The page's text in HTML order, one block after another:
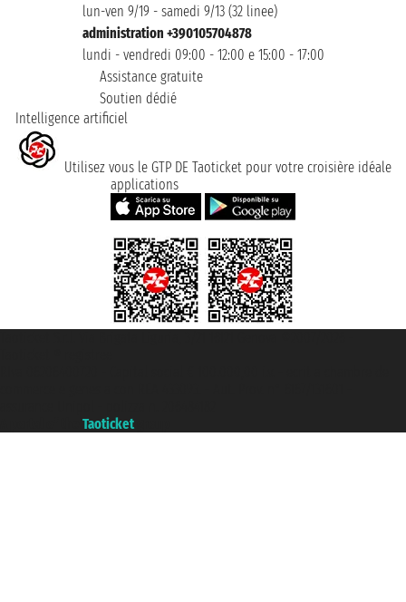
lun-ven 9/19 - samedi 9/13 (32 linee)
administration +390105704878
lundi - vendredi 09:00 - 12:00 e 15:00 - 17:00
Assistance gratuite
Soutien dédié
Intelligence artificiel
Utilisez vous le GTP DE Taoticket pour votre croisière idéale
applications
Taoticket